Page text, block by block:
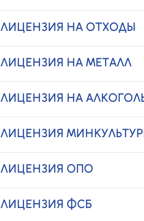
ЛИЦЕНЗИЯ НА ОТХОДЫ
ЛИЦЕНЗИЯ НА МЕТАЛЛ
ЛИЦЕНЗИЯ НА
ЛИЦЕНЗИЯ
ЛИЦЕНЗИЯ ОПО
ЛИЦЕНЗИЯ ФСБ